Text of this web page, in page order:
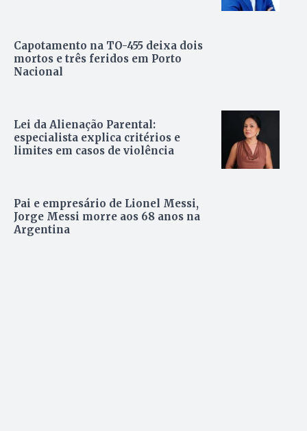
Capotamento na TO-455 deixa dois
mortos e três feridos em Porto
Nacional
Lei da Alienação Parental:
especialista explica critérios e
limites em casos de violência
Pai e empresário de Lionel Messi,
Jorge Messi morre aos 68 anos na
Argentina